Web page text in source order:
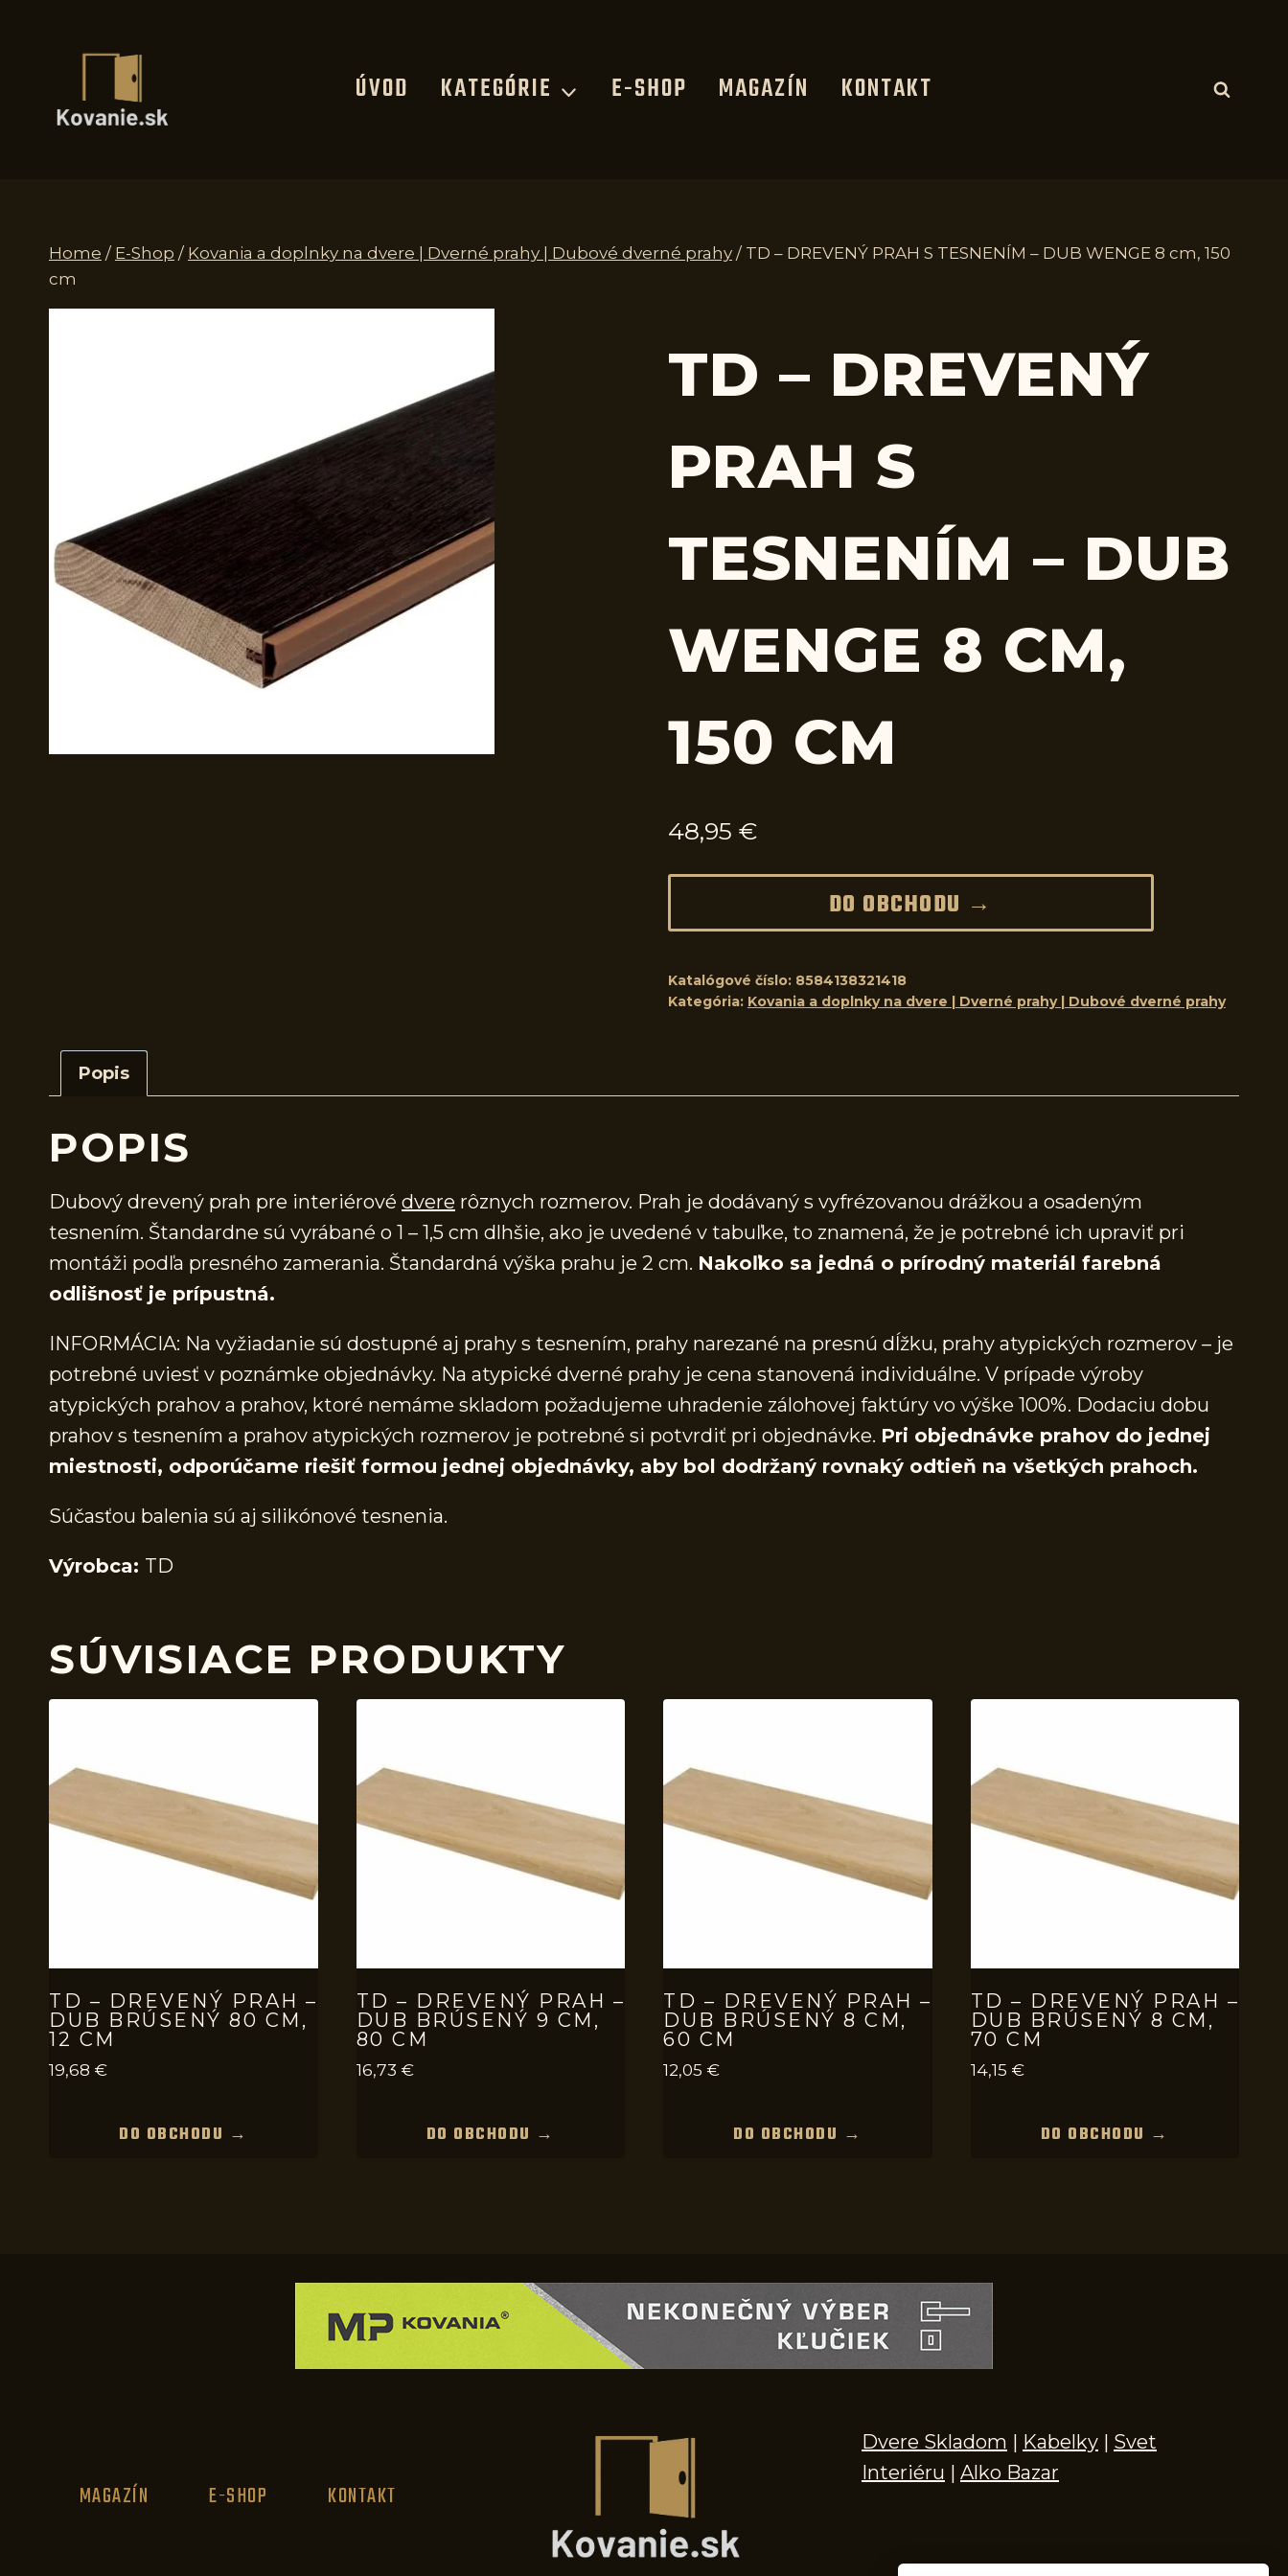
ÚVOD KATEGÓRIE E-SHOP MAGAZÍN KONTAKT
Home / E-Shop / Kovania a doplnky na dvere | Dverné prahy | Dubové dverné prahy / TD – DREVENÝ PRAH S TESNENÍM – DUB WENGE 8 cm, 150
cm
TD – DREVENÝ
PRAH S
TESNENÍM – DUB
WENGE 8 CM,
150 CM
48,95 €
DO OBCHODU →
Katalógové číslo: 8584138321418
Kategória: Kovania a doplnky na dvere | Dverné prahy | Dubové dverné prahy
Popis
POPIS
Dubový drevený prah pre interiérové dvere rôznych rozmerov. Prah je dodávaný s vyfrézovanou drážkou a osadeným
tesnením. Štandardne sú vyrábané o 1 – 1,5 cm dlhšie, ako je uvedené v tabuľke, to znamená, že je potrebné ich upraviť pri
montáži podľa presného zamerania. Štandardná výška prahu je 2 cm. Nakoľko sa jedná o prírodný materiál farebná
odlišnosť je prípustná.
INFORMÁCIA: Na vyžiadanie sú dostupné aj prahy s tesnením, prahy narezané na presnú dĺžku, prahy atypických rozmerov – je
potrebné uviesť v poznámke objednávky. Na atypické dverné prahy je cena stanovená individuálne. V prípade výroby
atypických prahov a prahov, ktoré nemáme skladom požadujeme uhradenie zálohovej faktúry vo výške 100%. Dodaciu dobu
prahov s tesnením a prahov atypických rozmerov je potrebné si potvrdiť pri objednávke. Pri objednávke prahov do jednej
miestnosti, odporúčame riešiť formou jednej objednávky, aby bol dodržaný rovnaký odtieň na všetkých prahoch.
Súčasťou balenia sú aj silikónové tesnenia.
Výrobca: TD
SÚVISIACE PRODUKTY
TD – DREVENÝ PRAH –
DUB BRÚSENÝ 80 CM,
12 CM
19,68 €
DO OBCHODU →
TD – DREVENÝ PRAH –
DUB BRÚSENÝ 9 CM,
80 CM
16,73 €
DO OBCHODU →
TD – DREVENÝ PRAH –
DUB BRÚSENÝ 8 CM,
60 CM
12,05 €
DO OBCHODU →
TD – DREVENÝ PRAH –
DUB BRÚSENÝ 8 CM,
70 CM
14,15 €
DO OBCHODU →
MAGAZÍN E-SHOP KONTAKT
Dvere Skladom | Kabelky | Svet
Interiéru | Alko Bazar